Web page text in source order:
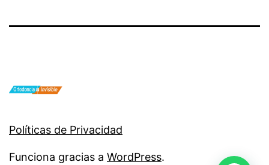
Políticas de Privacidad
Funciona gracias a WordPress.